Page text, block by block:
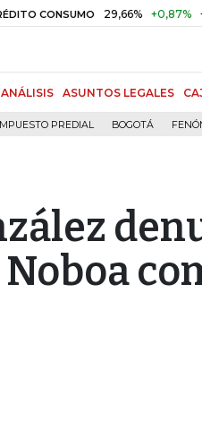
29,66% +0,87% +3,02%
ANÁLISIS ASUNTOS LEGALES
PREDIAL BOGOTÁ